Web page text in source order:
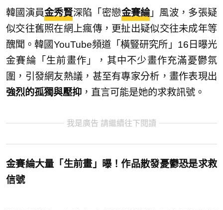
韓國演員金秀賢深陷「密戀金賽綸」風波，多張疑
似交往舊照在網上瘋傳，更扯出疑似交往未成年等
醜聞。韓國YouTube頻道「橫豎研究所」16日曝光
金賽綸「生前畫作」，其中不少畫作充滿憂鬱氛
圍，引發網友熱議，甚至有專家分析，畫作表現出
強烈的孤獨與壓抑 ，直言可能是她的求救訊號。
我是廣告 請繼續往下閱讀
金賽綸大量「生前畫」曝！作品散發憂鬱恐是求救
信號